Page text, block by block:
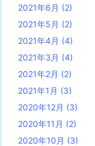
2021年6月 (2)
2021年5月 (2)
2021年4月 (4)
2021年3月 (4)
2021年2月 (2)
2021年1月 (3)
2020年12月 (3)
2020年11月 (2)
2020年10月 (3)